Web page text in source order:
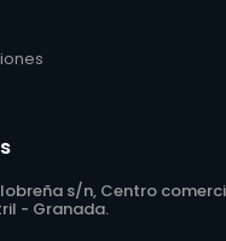
s/n, Centro
- Granada.